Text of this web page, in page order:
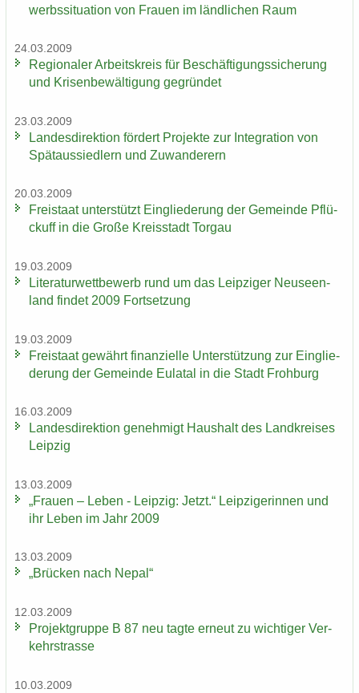
werbs­si­tua­ti­on von Frau­en im länd­li­chen Raum
24.03.2009
Re­gio­na­ler Ar­beits­kreis für Be­schäf­ti­gungs­si­che­rung
und Kri­sen­be­wäl­ti­gung ge­grün­det
23.03.2009
Lan­des­di­rek­ti­on för­dert Pro­jek­te zur In­te­gra­ti­on von
Spät­aus­sied­lern und Zu­wan­de­rern
20.03.2009
Frei­staat un­ter­stützt Ein­glie­de­rung der Ge­mein­de Pflü­
ckuff in die Große Kreis­stadt Tor­gau
19.03.2009
Li­te­ra­tur­wett­be­werb rund um das Leip­zi­ger Neu­seen­
land fin­det 2009 Fort­set­zung
19.03.2009
Frei­staat ge­währt fi­nan­zi­el­le Un­ter­stüt­zung zur Ein­glie­
de­rung der Ge­mein­de Eu­la­tal in die Stadt Froh­burg
16.03.2009
Lan­des­di­rek­ti­on ge­neh­migt Haus­halt des Land­krei­ses
Leip­zig
13.03.2009
„Frau­en – Leben - Leip­zig: Jetzt.“ Leip­zi­ge­rin­nen und
ihr Leben im Jahr 2009
13.03.2009
„Brü­cken nach Nepal“
12.03.2009
Pro­jekt­grup­pe B 87 neu tagte er­neut zu wich­ti­ger Ver­
kehrs­tras­se
10.03.2009